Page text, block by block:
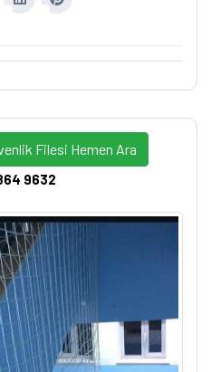
Filesi Hemen Ara
9632